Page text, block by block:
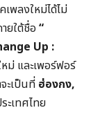
พลงใหม่ได้ไม่
ยใต้ชื่อ “
Up :
ม่ และเพอร์ฟอร์
ะเป็นที่ ฮ่องกง,
ะเทศไทย